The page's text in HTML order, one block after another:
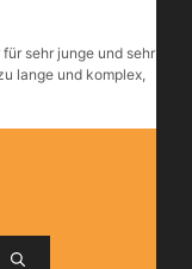
sehr junge und sehr
lange und komplex,